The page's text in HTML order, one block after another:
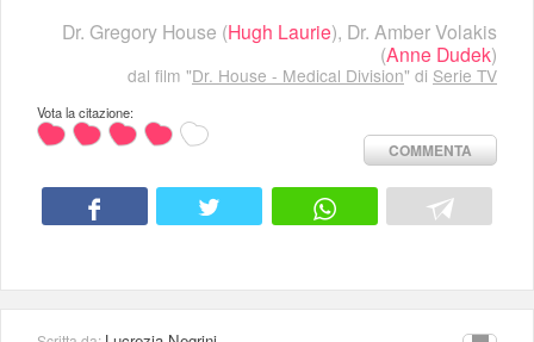
Dr. Gregory House (Hugh Laurie), Dr. Amber Volakis
(Anne Dudek)
dal film "Dr. House - Medical Division" di Serie TV
Vota la citazione:
COMMENTA